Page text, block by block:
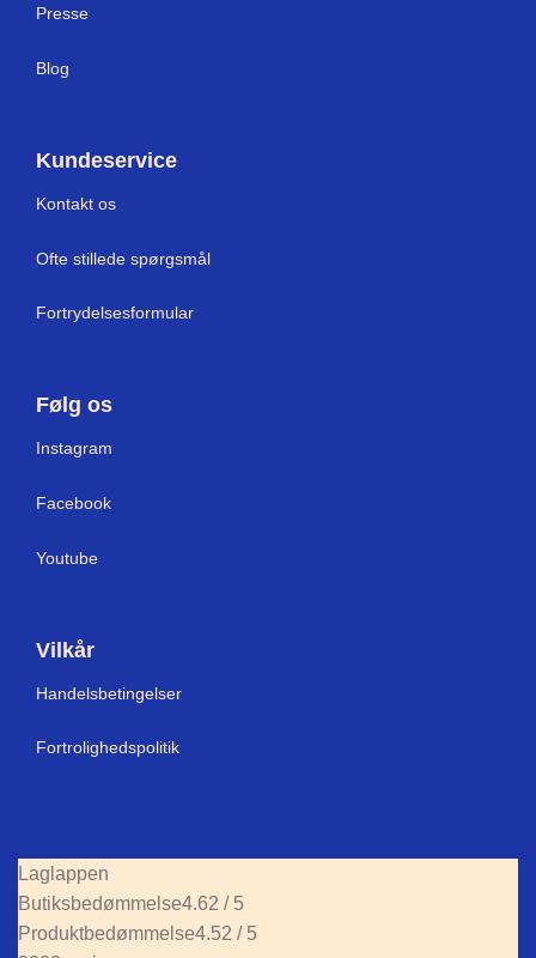
Presse
Blog
Kundeservice
Kontakt os
Ofte stillede spørgsmål
Fortrydelsesformular
Følg os
Instagram
Facebook
Youtube
Vilkår
Handelsbetingelser
Fortrolighedspolitik
Laglappen
Butiksbedømmelse4.62 / 5
Produktbedømmelse4.52 / 5